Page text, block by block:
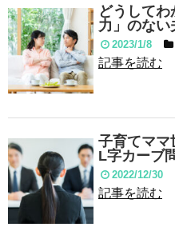
どうして
力」のない
2023/1/8
記事を読む
子育てママ
L字カーブ
2022/12/30
記事を読む